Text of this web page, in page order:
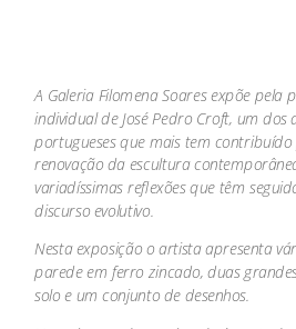
A Galeria Filomena Soares expõe pela
individual de José Pedro Croft, um dos
portugueses que mais tem
renovação da escultura
variadíssimas reflexões que têm
discurso evolutivo.
Nesta exposição o artista apresenta
parede em ferro zincado, duas
solo e um conjunto de desenhos.